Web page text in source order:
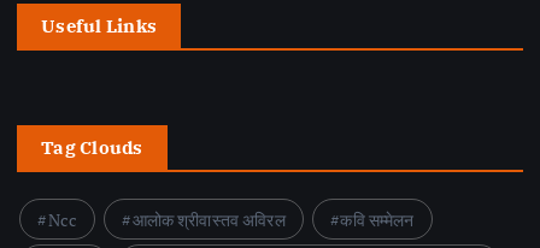
Useful Links
Tag Clouds
Ncc आलोक श्रीवास्तव अविरल
कवि सम्मेलन